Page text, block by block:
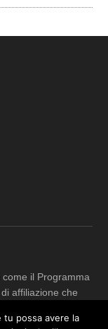
il Programma
affiliazione che
In qualità di
tu possa avere la